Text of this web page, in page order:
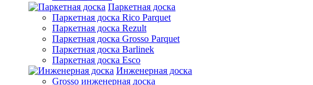
Паркетная доска
Паркетная доска Rico Parquet
Паркетная доска Rezult
Паркетная доска Grosso Parquet
Паркетная доска Barlinek
Паркетная доска Esco
Инженерная доска
Grosso инженерная доска